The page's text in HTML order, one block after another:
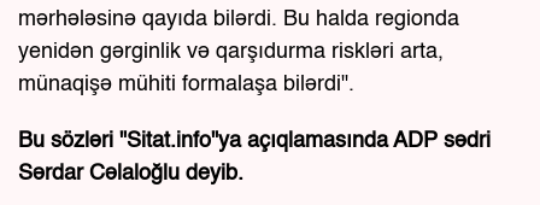
mərhələsinə qayıda bilərdi. Bu halda regionda
yenidən gərginlik və qarşıdurma riskləri arta,
münaqişə mühiti formalaşa bilərdi".
Bu sözləri "Sitat.info"ya açıqlamasında ADP sədri
Sərdar Cəlaloğlu deyib.